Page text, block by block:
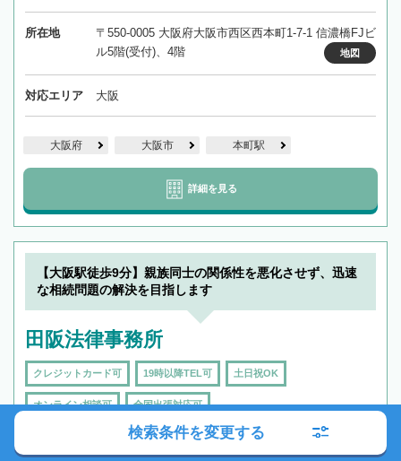
所在地
〒550-0005 大阪府大阪市西区西本町1-7-1 信濃橋FJビ
ル5階(受付)、4階
地図
対応エリア 大阪
大阪府 大阪市 本町駅
詳細を見る
【大阪駅徒歩9分】親族同士の関係性を悪化させず、迅速
な相続問題の解決を目指します
田阪法律事務所
クレジットカード可 19時以降TEL可 土日祝OK
オンライン相談可 全国出張対応可
検索条件を変更する